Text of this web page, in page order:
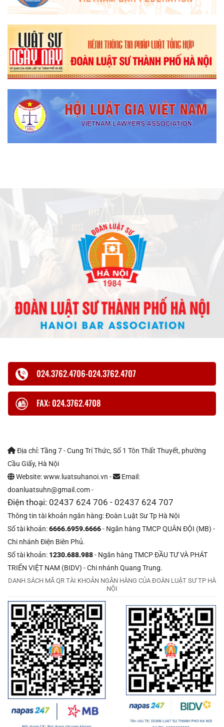
024.3762.4706-024.3762.4707
FAX: 024.3762.4708
Địa chỉ: Tầng 7 - Cung Trí Thức, Số 1 Tôn Thất Thuyết, phường
Cầu Giấy, Hà Nội
Website: www.luatsuhanoi.vn -
Email:
doanluatsuhn@gmail.com -
Điện thoại: 02437 624 706 - 02437 624 707
Thông tin tài khoản ngân hàng: Đoàn Luật Sư Tp Hà Nội
Số tài khoản:6666.6959.6666- Ngân hàng TMCP QUÂN ĐỘI (MB) -
Chi nhánh Điện Biên Phủ.
Số tài khoản: 1230.688.988- Ngân hàng TMCP ĐẦU TƯ VÀ PHÁT
TRIỂN VIỆT NAM (BIDV) - Chi nhánh Quang Trung.
DANH SÁCH MÃ QR TÀI KHOẢN NGÂN HÀNG CỦA ĐOÀN LUẬT SƯ TP HÀ
NỘI